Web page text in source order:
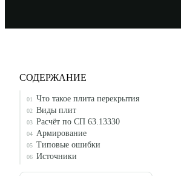
СОДЕРЖАНИЕ
01 Что такое плита перекрытия
02 Виды плит
03 Расчёт по СП 63.13330
04 Армирование
05 Типовые ошибки
06 Источники